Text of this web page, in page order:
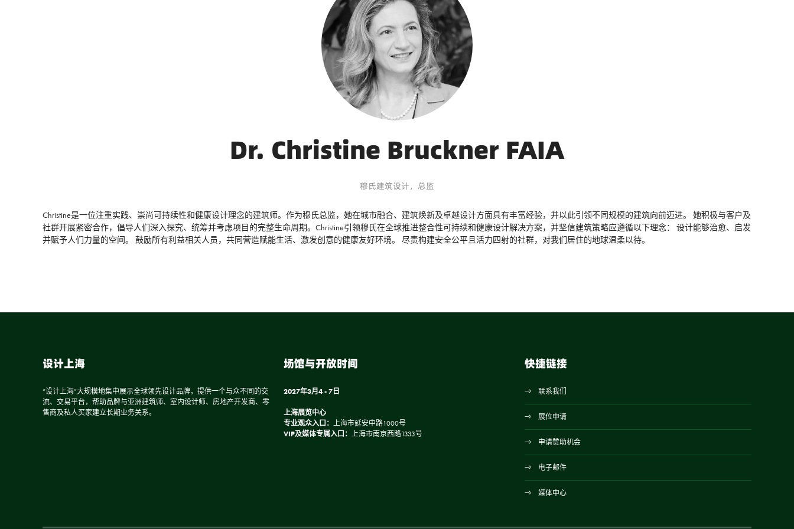
Dr. Christine Bruckner FAIA
穆氏建筑设计，总监
Christine是一位注重实践、崇尚可持续性和健康设计理念的建筑师。作为穆氏总监，她在城市融合、建筑焕新及卓越设计方面具有丰富经验，并以此引领不同规模的建筑向前迈进。 她积极与客户及
社群开展紧密合作，倡导人们深入探究、统筹并考虑项目的完整生命周期。Christine引领穆氏在全球推进整合性可持续和健康设计解决方案，并坚信建筑策略应遵循以下理念： 设计能够治愈、启发
并赋予人们力量的空间。 鼓励所有利益相关人员，共同营造赋能生活、激发创意的健康友好环境。 尽责构建安全公平且活力四射的社群，对我们居住的地球温柔以待。
设计上海
“设计上海”大规模地集中展示全球领先设计品牌，提供一个与众不同的交
流、交易平台，帮助品牌与亚洲建筑师、室内设计师、房地产开发商、零
售商及私人买家建立长期业务关系。
场馆与开放时间
2027年3月4 - 7日
上海展览中心
专业观众入口： 上海市延安中路1000号
VIP及媒体专属入口： 上海市南京西路1333号
快捷链接
联系我们
展位申请
申请赞助机会
电子邮件
媒体中心